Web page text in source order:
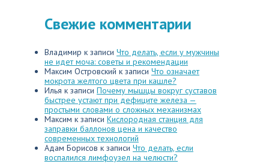
Свежие комментарии
Владимир к записи Что делать, если у мужчины
не идет моча: советы и рекомендации
Максим Островский к записи Что означает
мокрота желтого цвета при кашле?
Илья к записи Почему мышцы вокруг суставов
быстрее устают при дефиците железа —
простыми словами о сложных механизмах
Максим к записи Кислородная станция для
заправки баллонов цена и качество
современных технологий
Адам Борисов к записи Что делать, если
воспалился лимфоузел на челюсти?